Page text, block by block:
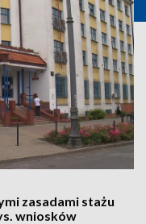
zasadami stażu
wniosków